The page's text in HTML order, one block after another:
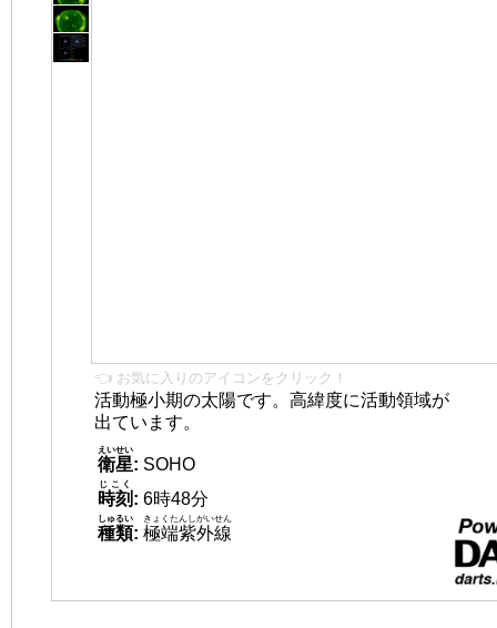
👈 お気に入りのアイコンをクリック！
活動極小期の太陽です。高緯度に活動領域が
出ています。
衛星
えいせい
: SOHO
時刻
じこく
: 6時48分
種類
しゅるい
: 極端紫外線
きょくたんしがいせん